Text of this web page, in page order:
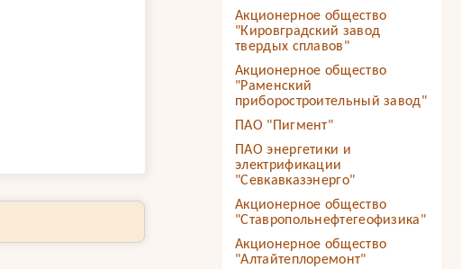
Акционерное общество
"Кировградский завод
твердых сплавов"
Акционерное общество
"Раменский
приборостроительный завод"
ПАО "Пигмент"
ПАО энергетики и
электрификации
"Севкавказэнерго"
Акционерное общество
"Ставропольнефтегеофизика"
Акционерное общество
"Алтайтеплоремонт"